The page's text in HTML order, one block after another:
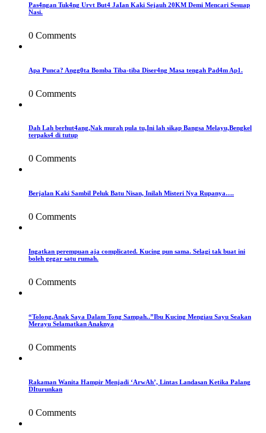
Pas4ngan Tuk4ng Urvt But4 JaIan Kaki Sejauh 20KM Demi Mencari Sesuap
Nasi.
0 Comments
Apa Punca? Angg0ta Bomba Tiba-tiba Diser4ng Masa tengah Pad4m Ap1.
0 Comments
Dah Lah berhut4ang,Nak murah pula tu,Ini lah sikap Bangsa Melayu,Bengkel
terpaks4 di tutup
0 Comments
Berjalan Kaki Sambil Peluk Batu Nisan, Inilah Misteri Nya Rupanya….
0 Comments
Ingatkan perempuan aja complicated. Kucing pun sama. Selagi tak buat ini
boleh gegar satu rumah.
0 Comments
“Tolong,Anak Saya Dalam Tong Sampah..”Ibu Kucing Mengiau Sayu Seakan
Merayu Selamatkan Anaknya
0 Comments
Rakaman Wanita Hampir Menjadi ‘ArwAh’, Lintas Landasan Ketika Palang
DIturunkan
0 Comments